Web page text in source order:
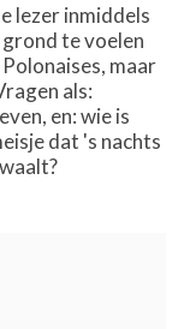
lezer inmiddels
te voelen
maar
als:
en: wie is
dat 's nachts